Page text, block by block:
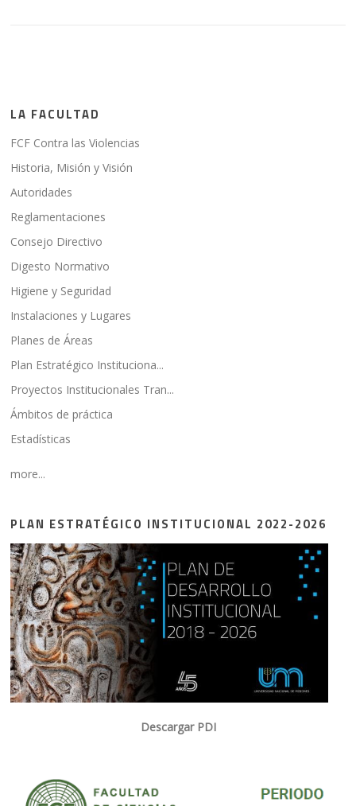
LA FACULTAD
FCF Contra las Violencias
Historia, Misión y Visión
Autoridades
Reglamentaciones
Consejo Directivo
Digesto Normativo
Higiene y Seguridad
Instalaciones y Lugares
Planes de Áreas
Plan Estratégico Instituciona...
Proyectos Institucionales Tran...
Ámbitos de práctica
Estadísticas
more...
PLAN ESTRATÉGICO INSTITUCIONAL 2022-2026
Descargar PDI